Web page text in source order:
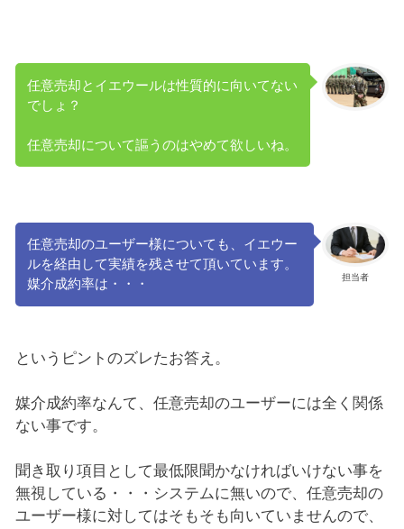
任意売却とイエウールは性質的に向いてない
でしょ？
任意売却について謳うのはやめて欲しいね。
担当者
任意売却のユーザー様についても、イエウー
ルを経由して実績を残させて頂いています。
媒介成約率は・・・
というピントのズレたお答え。
媒介成約率なんて、任意売却のユーザーには全く関係
ない事です。
聞き取り項目として最低限聞かなければいけない事を
無視している・・・システムに無いので、任意売却の
ユーザー様に対してはそもそも向いていませんので、